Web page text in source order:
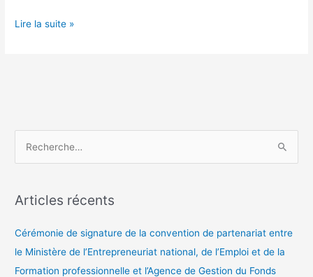
Lire la suite »
hArticles récents
Cérémonie de signature de la convention de partenariat entre
le Ministère de l’Entrepreneuriat national, de l’Emploi et de la
Formation professionnelle et l’Agence de Gestion du Fonds